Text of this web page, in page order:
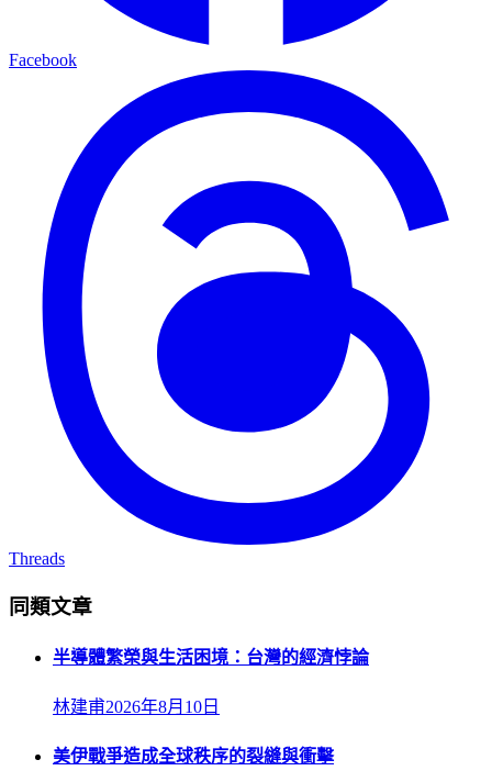
Facebook
Threads
同類文章
半導體繁榮與生活困境：台灣的經濟悖論
林建甫2026年8月10日
美伊戰爭造成全球秩序的裂縫與衝擊